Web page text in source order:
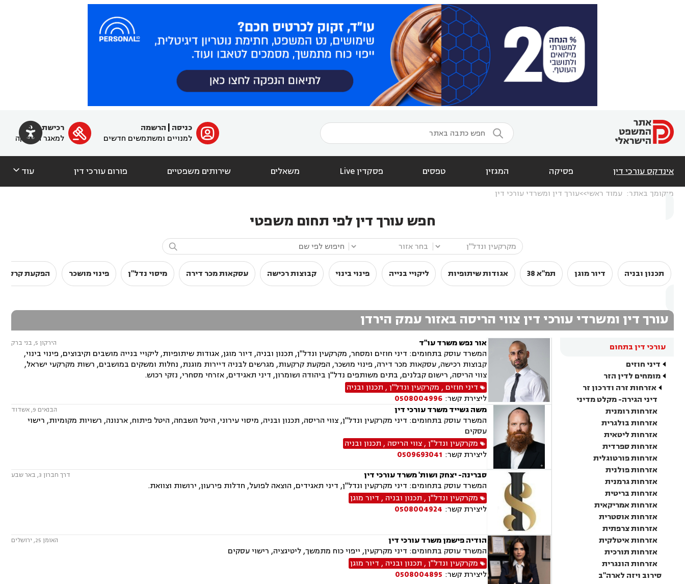
  ﱐ כניסה
הרשמה
למנויים ומשתמשים חדשים

רכישת מנוי
למאגר הפסיקה
אינדקס עורכי דין פסיקה המגזין טפסים פסקדין Live משאלים שירותים משפטיים פורום עורכי דין עוד 
מיקומך באתר: עמוד ראשי עורך דין ומשרדי עורכי דין
חפש עורך דין לפי תחום משפטי

תכנון ובניה דיור מוגן תמ"א 38 אגודות שיתופיות ליקויי בנייה פינוי בינוי קבוצות רכישה עסקאות מכר דירה מיסוי נדל"ן פינוי מושכר הפקעת
עורך דין ומשרדי עורכי דין צווי הריסה באזור עמק הירדן
עורכי דין בתחום
דיני חוזים
מומחים לדין הזר
אזרחות זרה ודרכון זר
דיני הגירה- מקלט מדיני
אזרחות רומנית
אזרחות בולגרית
אזרחות ליטאית
אזרחות ספרדית
אזרחות פורטוגלית
אזרחות פולנית
אזרחות גרמנית
אזרחות בריטית
אזרחות אמריקאית
אזרחות אוסטרית
אזרחות צרפתית
אזרחות איטלקית
אזרחות תורכית
אזרחות הונגרית
סירוב ויזה לארה"ב
אור נפש משרד עו"ד הירקון 5, בני ברק
המשרד עוסק בתחומים: דיני חוזים ומסחר, מקרקעין ונדל"ן, תכנון ובניה, דיור מוגן, אגודות שיתופיות, ליקויי בנייה מושבים וקיבוצים, פינוי בינוי,
קבוצות רכישה, עסקאות מכר דירה, פינוי מושכר, הפקעת קרקעות, מגרשים לבניה דיירות מוגנת, נחלות ומשקים במושבים, רשות מקרקעי ישראל,
צווי הריסה, רישום קבלנים, בתים משותפים נדל"ן ביהודה ושומרון, דיני תאגידים, אזרחי מסחרי, נזקי רכוש.
דיני חוזים , מקרקעין ונדל"ן, תכנון ובניה
ליצירת קשר: 0508004996
משה גשייד משרד עורכי דין
הבנאים 9, אשדוד
המשרד עוסק בתחומים: דיני מקרקעין ונדל"ן, צווי הריסה, תכנון ובניה, מיסוי עירוני, היטל השבחה, היטל פיתוח, ארנונה, רשויות מקומיות, רישוי
עסקים
מקרקעין ונדל"ן,צווי הריסה , תכנון ובניה
ליצירת קשר: 0509693041
סברינה- יצחק ושות' משרד עורכי דין
דרך חברון 3, באר שבע
המשרד עוסק בתחומים: דיני מקרקעין ונדל"ן, דיני תאגידים, הוצאה לפועל, חדלות פירעון, ירושות וצוואת.
מקרקעין ונדל"ן, תכנון ובניה , דיור מוגן
ליצירת קשר: 0508004924
הודיה פישמן משרד עורכי דין האומן 25, ירושלים
המשרד עוסק בתחומים: דיני מקרקעין, ייפוי כוח מתמשך, ליטיגציה, רישוי עסקים
מקרקעין ונדל"ן, תכנון ובניה , דיור מוגן
ליצירת קשר: 0508004895